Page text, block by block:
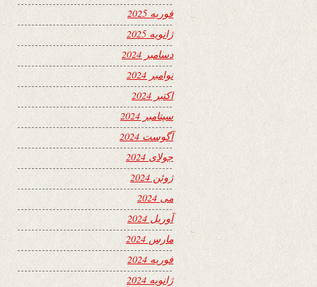
فوریه 2025
ژانویه 2025
دسامبر 2024
نوامبر 2024
اکتبر 2024
سپتامبر 2024
آگوست 2024
جولای 2024
ژوئن 2024
می 2024
آوریل 2024
مارس 2024
فوریه 2024
ژانویه 2024